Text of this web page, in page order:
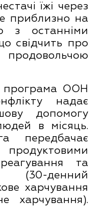
їжі через
приблизно на
з останніми
свідчить про
продовольчою
програма ООН
надає
допомогу
в місяць.
передбачає
продуктовими
та
(30-денний
харчування
харчування).